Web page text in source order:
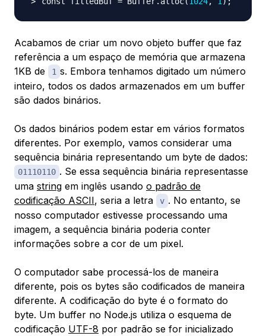
Acabamos de criar um novo objeto buffer que faz
referência a um espaço de memória que armazena
1KB de
1 s. Embora tenhamos digitado um número
inteiro, todos os dados armazenados em um buffer
são dados binários.
Os dados binários podem estar em vários formatos
diferentes. Por exemplo, vamos considerar uma
sequência binária representando um byte de dados:
01110110 . Se essa sequência binária representasse
uma string em inglês usando o padrão de
codificação ASCII, seria a letra v . No entanto, se
nosso computador estivesse processando uma
imagem, a sequência binária poderia conter
informações sobre a cor de um pixel.
O computador sabe processá-los de maneira
diferente, pois os bytes são codificados de maneira
diferente. A codificação do byte é o formato do
byte. Um buffer no Node.js utiliza o esquema de
codificação UTF-8 por padrão se for inicializado